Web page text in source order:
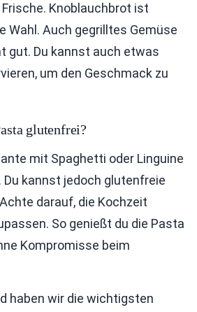
Knoblauchbrot ist
Wahl. Auch gegrilltes Gemüse
gut. Du kannst auch etwas
um den Geschmack zu
glutenfrei?
mit Spaghetti oder Linguine
kannst jedoch glutenfreie
darauf, die Kochzeit
So genießt du die Pasta
Kompromisse beim
haben wir die wichtigsten